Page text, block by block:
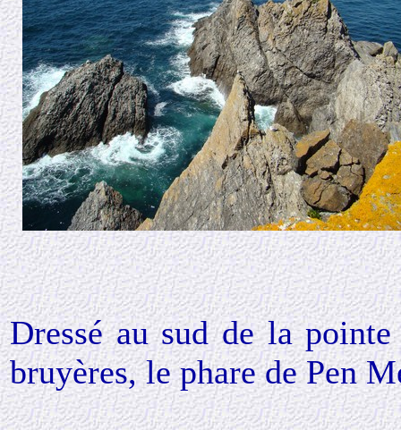
Dressé au sud de la
bruyères, le phare de Pen